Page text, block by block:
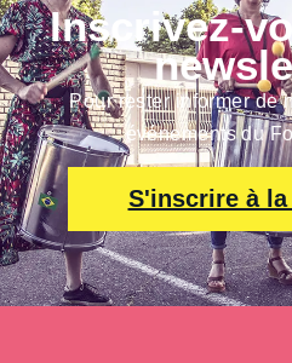
Inscrivez-
Pour rester informer de
événements du
S'inscrire à